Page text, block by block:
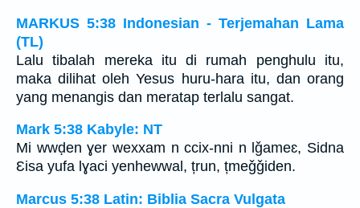
MARKUS 5:38 Indonesian - Terjemahan Lama
(TL)
Lalu tibalah mereka itu di rumah penghulu itu,
maka dilihat oleh Yesus huru-hara itu, dan orang
yang menangis dan meratap terlalu sangat.
Mark 5:38 Kabyle: NT
Mi wwḍen ɣer wexxam n ccix-nni n lǧameɛ, Sidna
Ɛisa yufa lɣaci yenhewwal, țrun, țmeǧǧiden.
Marcus 5:38 Latin: Biblia Sacra Vulgata